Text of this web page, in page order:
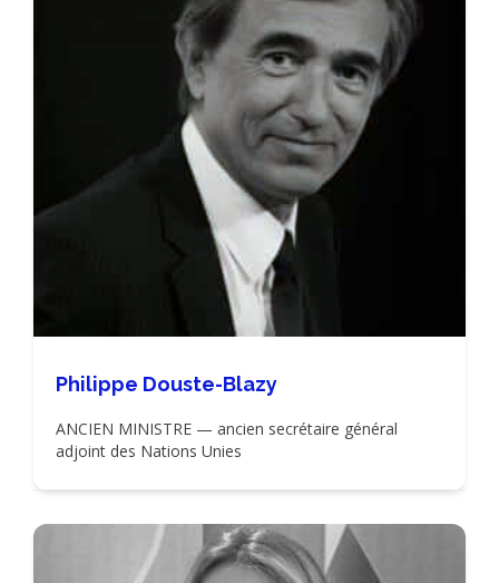
Philippe Douste-Blazy
ANCIEN MINISTRE — ancien secrétaire général
adjoint des Nations Unies